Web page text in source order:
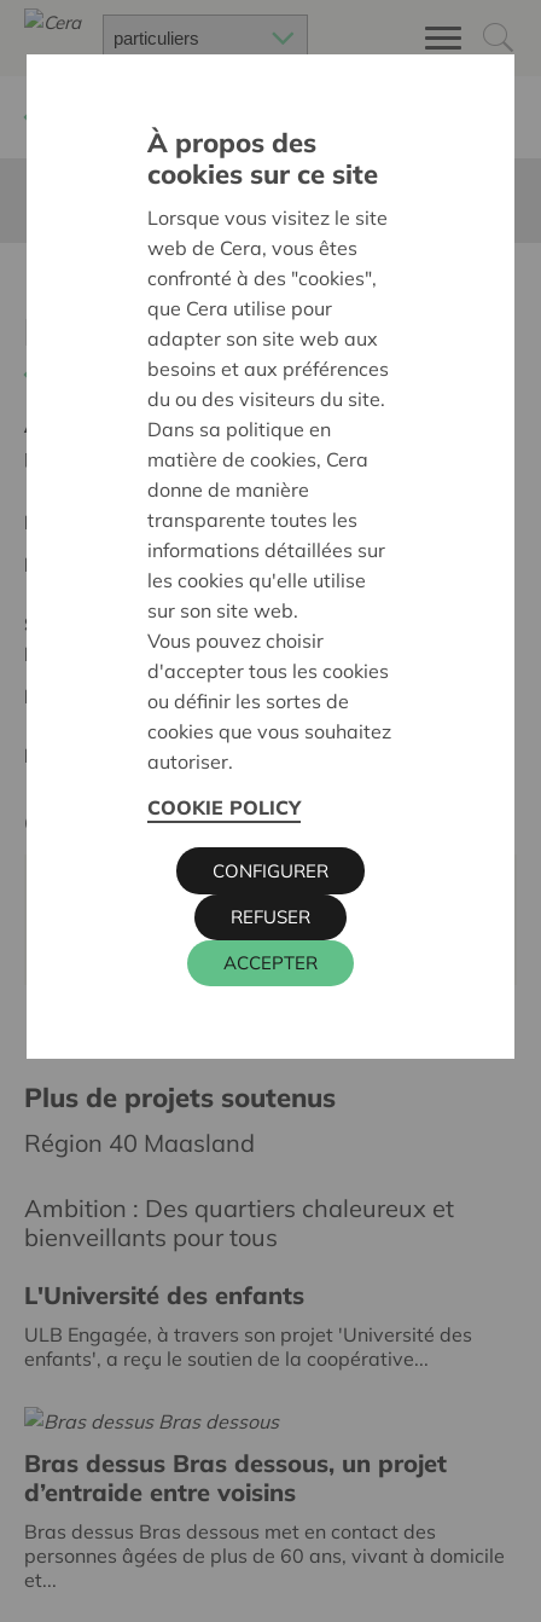
Buurt & Maasbie vs
hoornaars
Ambition:
Des quartiers chaleureux et bienveillants
pour tous
Projet régional
Date de début:05/05/2026
Statut:
Maasland
Date de décision:05/05/2026
Décision: Approuvé
Cera contact
KRIS DEBRUYNE
016 27 96 74
kris.debruyne@cera.coop
Plus de projets soutenus
Région 40 Maasland
Ambition : Des quartiers chaleureux et
bienveillants pour tous
L'Université des enfants
ULB Engagée, à travers son projet 'Université des
enfants', a reçu le soutien de la coopérative...
Bras dessus Bras dessous, un projet
d’entraide entre voisins
Bras dessus Bras dessous met en contact des
personnes âgées de plus de 60 ans, vivant à domicile
et...
À propos des
cookies sur ce site
Lorsque vous visitez le site
web de Cera, vous êtes
confronté à des "cookies",
que Cera utilise pour
adapter son site web aux
besoins et aux préférences
du ou des visiteurs du site.
Dans sa politique en
matière de cookies, Cera
donne de manière
transparente toutes les
informations détaillées sur
les cookies qu'elle utilise
sur son site web.
Vous pouvez choisir
d'accepter tous les cookies
ou définir les sortes de
cookies que vous souhaitez
autoriser.
COOKIE POLICY
ACCEPTER
REFUSER
CONFIGURER